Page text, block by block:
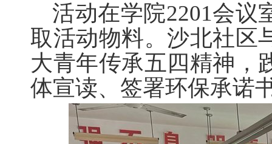
活动在学院2201会议
取活动物料。沙北社区
大青年传承五四精神，
体宣读、签署环保承诺